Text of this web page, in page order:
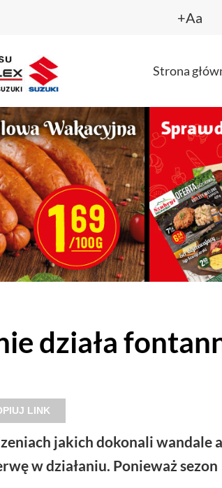
+Aa
Strona
działa
LINK
jakich dokonali wandale
w działaniu. Ponieważ sezon